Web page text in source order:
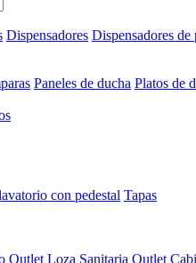
Dispensadores Dispensadores de
Paneles de ducha Platos de
con pedestal Tapas
Outlet Loza Sanitaria Outlet